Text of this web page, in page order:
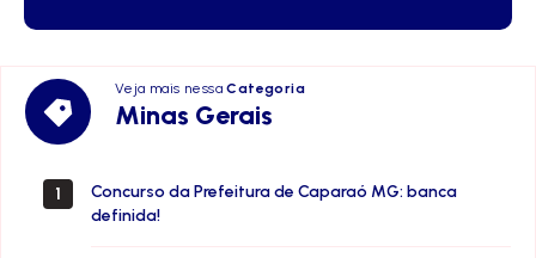
Veja mais nessaCategoria
Minas Gerais
Minas
Gerais
1
Concurso da Prefeitura de Caparaó MG: banca
definida!